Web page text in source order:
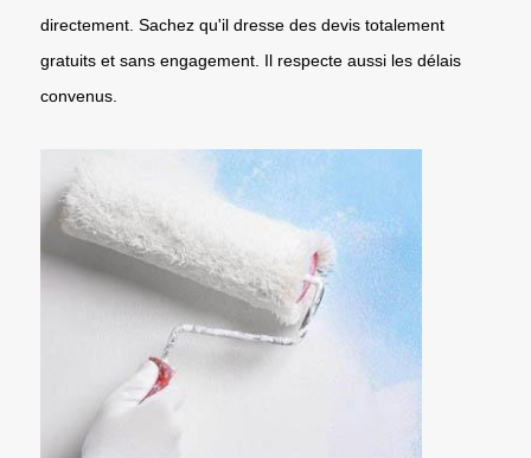
directement. Sachez qu'il dresse des devis totalement
gratuits et sans engagement. Il respecte aussi les délais
convenus.